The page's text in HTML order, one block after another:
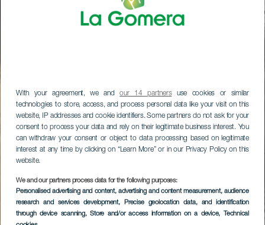
With your agreement, we andour 14 partnersuse cookies or similar
technologies to store, access, and process personal data like your visit on this
website, IP addresses and cookie identifiers. Some partners do not ask for your
consent to process your data and rely on their legitimate business interest. You
can withdraw your consent or object to data processing based on legitimate
interest at any time by clicking on “Learn More” or in our Privacy Policy on this
website.
We and our partners process data for the following purposes:
Personalised advertising and content, advertising and content measurement, audience
research and services development, Precise geolocation data, and identification
through device scanning, Store and/or access information on a device, Technical